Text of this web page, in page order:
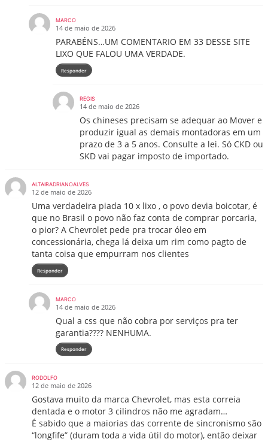
MARCO
14 de maio de 2026
PARABÉNS…UM COMENTARIO EM 33 DESSE SITE
LIXO QUE FALOU UMA VERDADE.
Responder
REGIS
14 de maio de 2026
Os chineses precisam se adequar ao Mover e
produzir igual as demais montadoras em um
prazo de 3 a 5 anos. Consulte a lei. Só CKD ou
SKD vai pagar imposto de importado.
ALTAIRADRIANOALVES
12 de maio de 2026
Uma verdadeira piada 10 x lixo , o povo devia boicotar, é
que no Brasil o povo não faz conta de comprar porcaria,
o pior? A Chevrolet pede pra trocar óleo em
concessionária, chega lá deixa um rim como pagto de
tanta coisa que empurram nos clientes
Responder
MARCO
14 de maio de 2026
Qual a css que não cobra por serviços pra ter
garantia???? NENHUMA.
Responder
RODOLFO
12 de maio de 2026
Gostava muito da marca Chevrolet, mas esta correia
dentada e o motor 3 cilindros não me agradam…
É sabido que a maiorias das corrente de sincronismo são
“longfife” (duram toda a vida útil do motor), então deixar